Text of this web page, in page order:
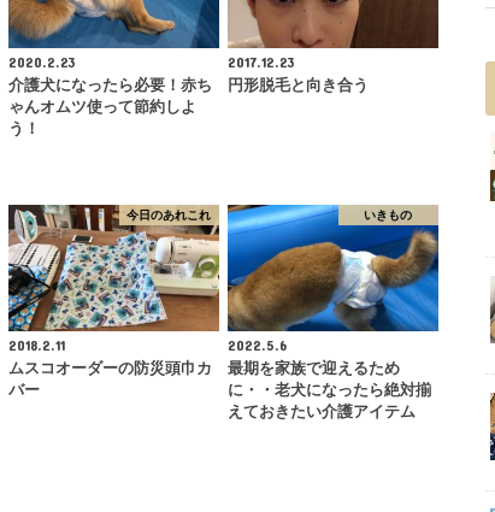
2020.2.23
介護犬になったら必要！赤ち
ゃんオムツ使って節約しよ
う！
2017.12.23
円形脱毛と向き合う
今日のあれこれ
2018.2.11
ムスコオーダーの防災頭巾カ
バー
いきもの
2022.5.6
最期を家族で迎えるため
に・・老犬になったら絶対揃
えておきたい介護アイテム